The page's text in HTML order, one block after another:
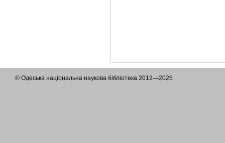
© Одеська національна наукова бібліотека 2012—2026